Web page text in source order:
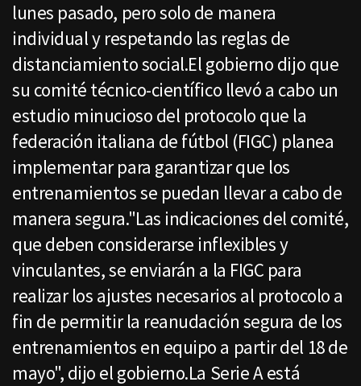
lunes pasado, pero solo de manera
individual y respetando las reglas de
distanciamiento social.El gobierno dijo que
su comité técnico-científico llevó a cabo un
estudio minucioso del protocolo que la
federación italiana de fútbol (FIGC) planea
implementar para garantizar que los
entrenamientos se puedan llevar a cabo de
manera segura."Las indicaciones del comité,
que deben considerarse inflexibles y
vinculantes, se enviarán a la FIGC para
realizar los ajustes necesarios al protocolo a
fin de permitir la reanudación segura de los
entrenamientos en equipo a partir del 18 de
mayo", dijo el gobierno.La Serie A está